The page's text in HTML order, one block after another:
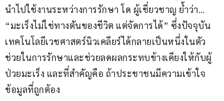
นำไปใช้งานระหว่างการรักษา โด ผู้เชี่ยวชาญ ย้ำว่า…
“มะเร็งไม่ใช่ทางตันของชีวิต แต่จัดการได้” ซึ่งปัจจุบัน
เทคโนโลยีเวชศาสตร์นิวเคลียร์ได้กลายเป็นหนึ่งในตัว
ช่วยในการรักษาและช่วยลดผลกระทบข้างเคียงให้กับผู้
ป่วยมะเร็ง และที่สำคัญคือ ถ้าประชาชนมีความเข้าใจ
ข้อมูลที่ถูกต้อง